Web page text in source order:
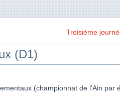
Troisième
(D1)
(championnat de l’Ain par